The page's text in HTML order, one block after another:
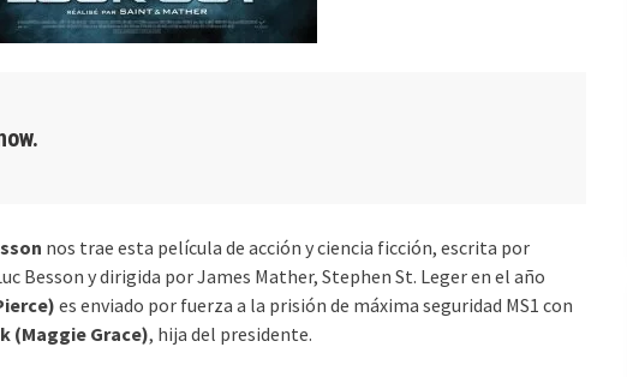
nos trae esta película de acción y ciencia ficción, escrita por
Besson y dirigida por James Mather, Stephen St. Leger en el año
es enviado por fuerza a la prisión de máxima seguridad MS1 con
(Maggie Grace), hija del presidente.